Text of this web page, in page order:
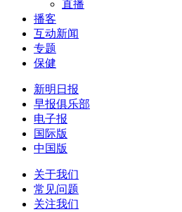
直播
播客
互动新闻
专题
保健
新明日报
早报俱乐部
电子报
国际版
中国版
关于我们
常见问题
关注我们